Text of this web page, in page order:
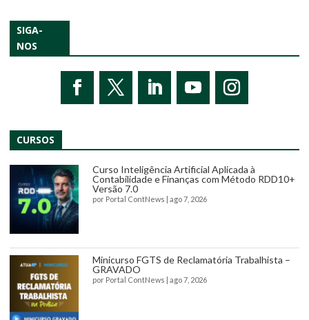
SIGA-
NOS
CURSOS
Curso Inteligência Artificial Aplicada à
Contabilidade e Finanças com Método RDD10+
Versão 7.0
por Portal ContNews ago 7, 2026
Minicurso FGTS de Reclamatória Trabalhista –
GRAVADO
por Portal ContNews ago 7, 2026